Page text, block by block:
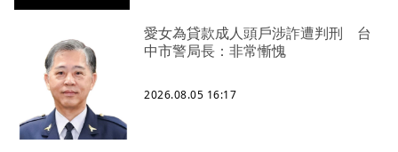
愛女為貸款成人頭戶涉詐遭判刑 台
中市警局長：非常慚愧
2026.08.05 16:17